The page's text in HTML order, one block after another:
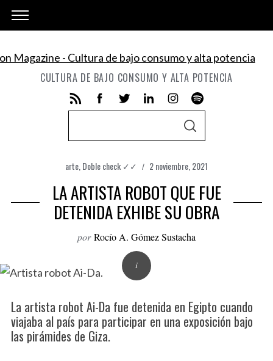
CULTURA DE BAJO CONSUMO Y ALTA POTENCIA
r
c
h
f
:
S
C
H
arte Doble check ✓✓ 2 noviembre, 2021
LA ARTISTA ROBOT QUE FUE
DETENIDA EXHIBE SU OBRA
por Rocío A. Gómez Sustacha
La artista robot Ai-Da fue detenida en Egipto cuando
viajaba al país para participar en una exposición bajo
las pirámides de Giza.